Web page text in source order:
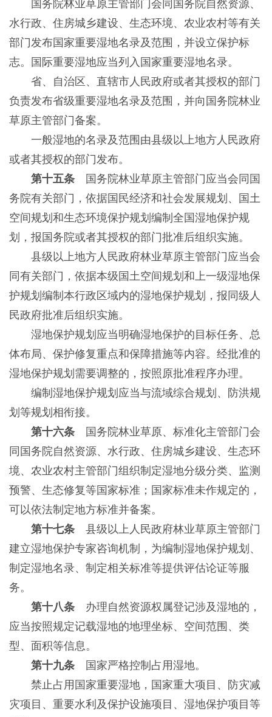
国务院林业草原主管部门会同国务院自然资源、
水行政、住房城乡建设、生态环境、农业农村等有关
部门发布国家重要湿地名录及范围，并设立保护标
志。国际重要湿地应当列入国家重要湿地名录。
省、自治区、直辖市人民政府或者其授权的部门
负责发布省级重要湿地名录及范围，并向国务院林业
草原主管部门备案。
一般湿地的名录及范围由县级以上地方人民政府
或者其授权的部门发布。
第十五条国务院林业草原主管部门应当会同国
务院有关部门，依据国民经济和社会发展规划、国土
空间规划和生态环境保护规划编制全国湿地保护规
划，报国务院或者其授权的部门批准后组织实施。
县级以上地方人民政府林业草原主管部门应当会
同有关部门，依据本级国土空间规划和上一级湿地保
护规划编制本行政区域内的湿地保护规划，报同级人
民政府批准后组织实施。
湿地保护规划应当明确湿地保护的目标任务、总
体布局、保护修复重点和保障措施等内容。经批准的
湿地保护规划需要调整的，按照原批准程序办理。
编制湿地保护规划应当与流域综合规划、防洪规
划等规划相衔接。
第十六条国务院林业草原、标准化主管部门会
同国务院自然资源、水行政、住房城乡建设、生态环
境、农业农村主管部门组织制定湿地分级分类、监测
预警、生态修复等国家标准；国家标准未作规定的，
可以依法制定地方标准并备案。
第十七条县级以上人民政府林业草原主管部门
建立湿地保护专家咨询机制，为编制湿地保护规划、
制定湿地名录、制定相关标准等提供评估论证等服
务。
第十八条
办理自然资源权属登记涉及湿地的，
应当按照规定记载湿地的地理坐标、空间范围、类
型、面积等信息。
第十九条国家严格控制占用湿地。
禁止占用国家重要湿地，国家重大项目、防灾减
灾项目、重要水利及保护设施项目、湿地保护项目等